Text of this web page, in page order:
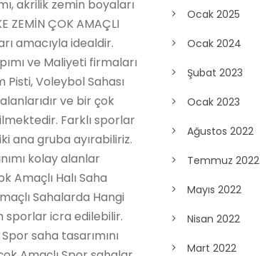
Ocak 2025
Ocak 2024
Şubat 2023
Ocak 2023
Ağustos 2022
Temmuz 2022
Mayıs 2022
Nisan 2022
Mart 2022